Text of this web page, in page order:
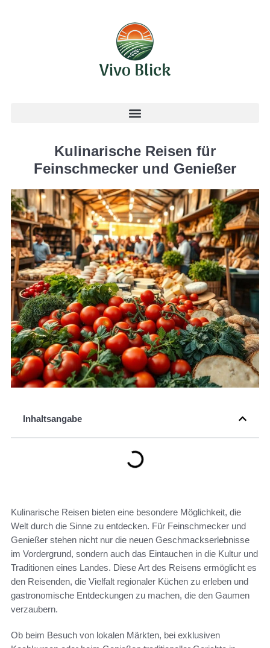
Kulinarische Reisen für
Feinschmecker und Genießer
Inhaltsangabe
Kulinarische Reisen bieten eine besondere Möglichkeit, die
Welt durch die Sinne zu entdecken. Für Feinschmecker und
Genießer stehen nicht nur die neuen Geschmackserlebnisse
im Vordergrund, sondern auch das Eintauchen in die Kultur und
Traditionen eines Landes. Diese Art des Reisens ermöglicht es
den Reisenden, die Vielfalt regionaler Küchen zu erleben und
gastronomische Entdeckungen zu machen, die den Gaumen
verzaubern.
Ob beim Besuch von lokalen Märkten, bei exklusiven